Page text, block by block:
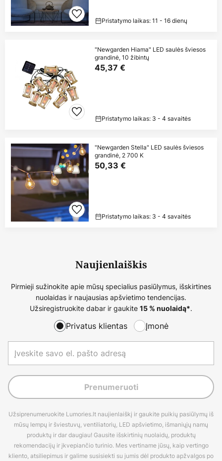
Pristatymo laikas: 11 - 16 dienų
"Newgarden Hiama" LED saulės šviesos
grandinė, 10 žibintų
45,37 €
Pristatymo laikas: 3 - 4 savaitės
"Newgarden Stella" LED saulės šviesos
grandinė, 2 700 K
50,33 €
Pristatymo laikas: 3 - 4 savaitės
Naujienlaiškis
Pirmieji sužinokite apie mūsų specialius pasiūlymus, išskirtines
nuolaidas ir naujausias apšvietimo tendencijas.
Užsiregistruokite dabar ir gaukite 15 % nuolaidą*.
Privatus klientas Įmonė
Prenumeruoti
Užsiprenumeruokite Lumories.lt naujienlaiškį ir gaukite puikių pasiūlymų iš
mūsų lempų ir šviestuvų, ventiliatorių, LED apšvietimo, išmaniųjų namų
produktų ir dar daugiau! Gausite išskirtinių nuolaidų, produktų
rekomendacijų ir įkvepiančio turinio. Mes vertiname jūsų, kaip vertingo
kliento, atsiliepimus ir galime susisiekti su jumis dėl produkto apžvalgos po